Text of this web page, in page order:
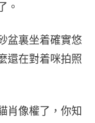
。
盆裏坐着確實悠
還在對着咪拍照
肖像權了，你知